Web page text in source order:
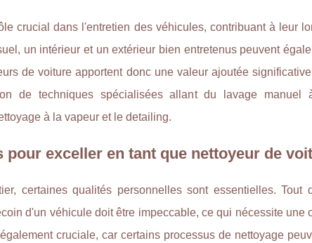
crucial dans l'entretien des véhicules, contribuant à leur
un intérieur et un extérieur bien entretenus peuvent
de voiture apportent donc une valeur ajoutée
de techniques spécialisées allant du lavage manuel
à la vapeur et le detailing.
pour exceller en tant que nettoyeur de
certaines qualités personnelles sont essentielles. Tout
d'un véhicule doit être impeccable, ce qui nécessite une
cruciale, car certains processus de nettoyage